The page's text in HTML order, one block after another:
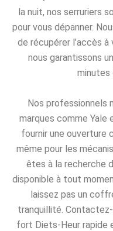
la nuit, nos serruriers
pour vous dépanner.
de récupérer l’accès
nous garantissons
minutes
Nos professionnels
marques comme Yale
fournir une
même pour les
êtes à la recherche
disponible à tout
laissez pas un
tranquillité.
fort Diets-Heur rapide